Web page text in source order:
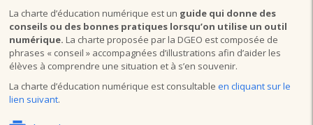
La charte d’éducation numérique est un guide qui donne des
conseils ou des bonnes pratiques lorsqu’on utilise un outil
numérique. La charte proposée par la DGEO est composée de
phrases « conseil » accompagnées d’illustrations afin d’aider les
élèves à comprendre une situation et à s’en souvenir.
La charte d’éducation numérique est consultableen cliquant sur le
lien suivant.